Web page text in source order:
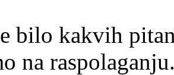
bilo kakvih
na